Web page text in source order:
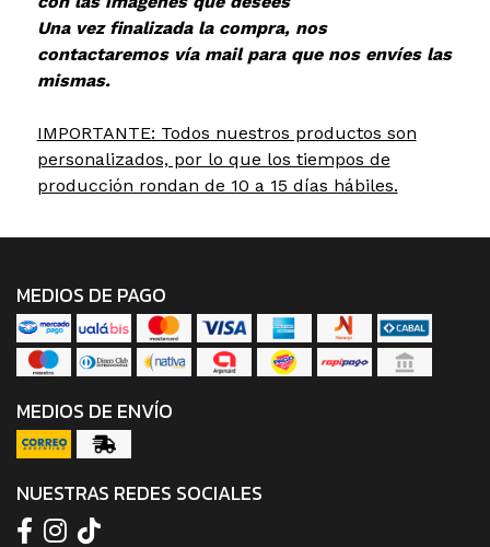
Una vez finalizada la compra, nos
contactaremos vía mail para que nos envíes las
mismas.
IMPORTANTE: Todos nuestros productos son
personalizados, por lo que los tiempos de
producción rondan de 10 a 15 días hábiles.
MEDIOS DE PAGO
MEDIOS DE ENVÍO
NUESTRAS REDES SOCIALES